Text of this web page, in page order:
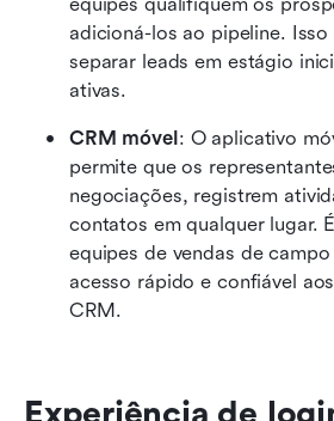
equipes qualifiquem os
adicioná-los ao pipeline.
separar leads em estágio
ativas.
CRM móvel : O aplicativo
permite que os
negociações, registrem
contatos em qualquer lugar.
equipes de vendas de
acesso rápido e confiável
CRM.